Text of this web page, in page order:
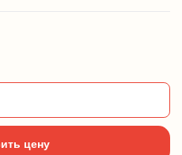
цену